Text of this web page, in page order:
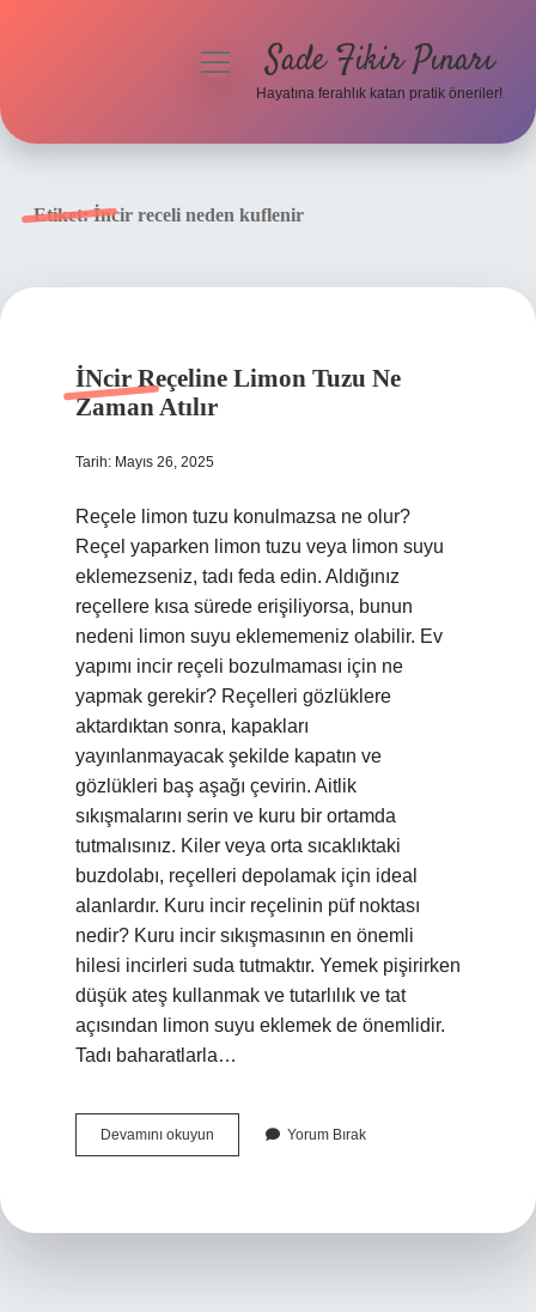
menüyüSade Fikir Pınarı
Hayatına ferahlık katan pratik öneriler!
Etiket:İncir receli neden kuflenir
İNcir Reçeline Limon Tuzu Ne
Zaman Atılır
Tarih: Mayıs 26, 2025
Reçele limon tuzu konulmazsa ne olur?
Reçel yaparken limon tuzu veya limon suyu
eklemezseniz, tadı feda edin. Aldığınız
reçellere kısa sürede erişiliyorsa, bunun
nedeni limon suyu eklememeniz olabilir. Ev
yapımı incir reçeli bozulmaması için ne
yapmak gerekir? Reçelleri gözlüklere
aktardıktan sonra, kapakları
yayınlanmayacak şekilde kapatın ve
gözlükleri baş aşağı çevirin. Aitlik
sıkışmalarını serin ve kuru bir ortamda
tutmalısınız. Kiler veya orta sıcaklıktaki
buzdolabı, reçelleri depolamak için ideal
alanlardır. Kuru incir reçelinin püf noktası
nedir? Kuru incir sıkışmasının en önemli
hilesi incirleri suda tutmaktır. Yemek pişirirken
düşük ateş kullanmak ve tutarlılık ve tat
açısından limon suyu eklemek de önemlidir.
Tadı baharatlarla…
Devamını okuyun
Reçeline
Yorum Bırak